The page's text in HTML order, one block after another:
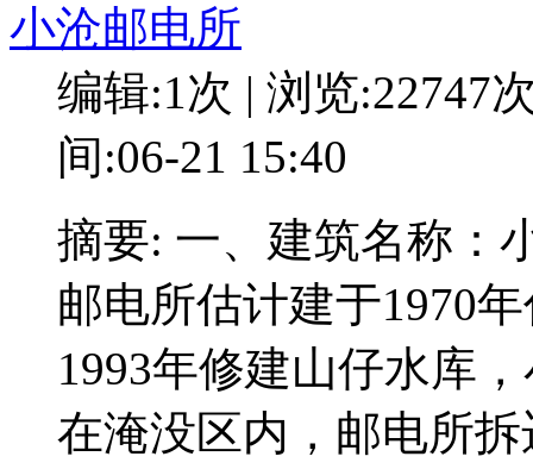
小沧邮电所
编辑:1次 | 浏览:22747
间:06-21 15:40
摘要: 一、建筑名称
邮电所估计建于
1993年修建山仔水库
在淹没区内，邮电所